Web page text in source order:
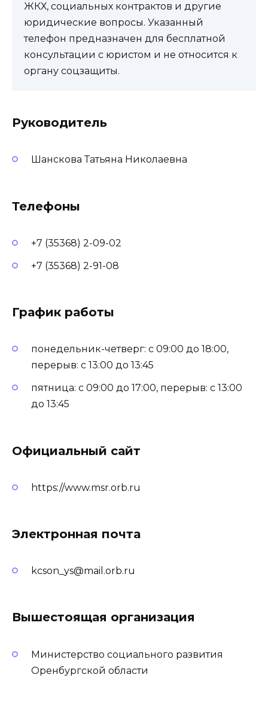
ЖКХ, социальных контрактов и другие
юридические вопросы. Указанный
телефон предназначен для бесплатной
консультации с юристом и не относится к
органу соцзащиты.
Руководитель
Шанскова Татьяна Николаевна
Телефоны
+7 (35368) 2-09-02
+7 (35368) 2-91-08
График работы
понедельник-четверг: с 09:00 до 18:00,
перерыв: с 13:00 до 13:45
пятница: с 09:00 до 17:00, перерыв: с 13:00
до 13:45
Официальный сайт
https://www.msr.orb.ru
Электронная почта
kcson_ys@mail.orb.ru
Вышестоящая организация
Министерство социального развития
Оренбургской области